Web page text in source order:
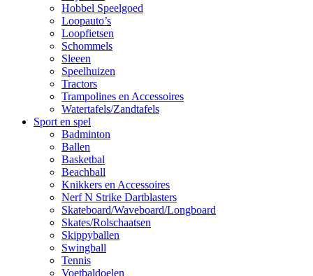
Hobbel Speelgoed
Loopauto’s
Loopfietsen
Schommels
Sleeen
Speelhuizen
Tractors
Trampolines en Accessoires
Watertafels/Zandtafels
Sport en spel
Badminton
Ballen
Basketbal
Beachball
Knikkers en Accessoires
Nerf N Strike Dartblasters
Skateboard/Waveboard/Longboard
Skates/Rolschaatsen
Skippyballen
Swingball
Tennis
Voetbaldoelen